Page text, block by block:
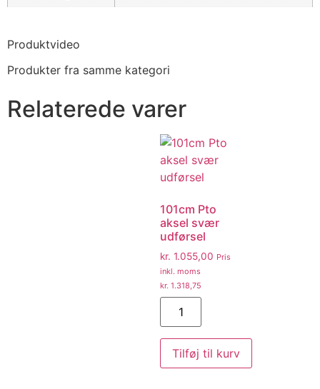
Produktvideo
Produkter fra samme kategori
Relaterede varer
101cm Pto
aksel svær
udførsel
kr. 1.055,00 Pris
inkl. moms
kr. 1.318,75
Tilføj til kurv